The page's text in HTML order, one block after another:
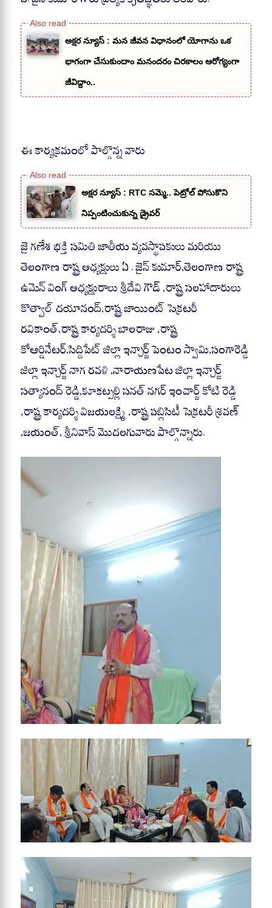
అక్షర న్యూస్ : మన జీవన విధానంలో యోగాను ఒక
భాగంగా చేసుకుందాం మనందరం చిరకాలం ఆరోగ్యంగా
జీవిద్దాం..
ఈ కార్యక్రమంలో పాల్గొన్న వారు
అక్షర న్యూస్ : RTC సమ్మె.. పెట్రోల్ పోసుకొని
నిప్పంటించుకున్న డ్రైవర్
జై గణేశ భక్తి సమితి జాతీయ వ్యవస్థాపకులు మరియు
తెలంగాణ రాష్ట్ర అధ్యక్షులు ఏ . జైన్ కుమార్,తెలంగాణ రాష్ట్ర
ఉమెన్ వింగ్ అధ్యక్షురాలు శ్రీదేవి గౌడ్ ,రాష్ట్ర సలహాదారులు
కొత్వాల్ దయానంద్,రాష్ట్ర జాయింట్ సెక్రటరీ
రవికాంత్,రాష్ట్ర కార్యదర్శి బాలరాజు ,రాష్ట్ర
కోఆర్డినేటర్,సిద్దిపేట్ జిల్లా ఇన్చార్జ్ పెంటం స్వామి,సంగారెడ్డి
జిల్లా ఇన్చార్జ్ నాగ రవళి ,నారాయణపేట జిల్లా ఇన్చార్జ్
సత్యానంద్ రెడ్డి,కూకట్పల్లి సనత్ నగర్ ఇంచార్జ్ కోటి రెడ్డి
,రాష్ట్ర కార్యదర్శి విజయలక్ష్మి ,రాష్ట్ర పబ్లిసిటీ సెక్రటరీ శ్రవణ్
,జయంత్, శ్రీనివాస్ మొదలగువారు పాల్గొన్నారు.